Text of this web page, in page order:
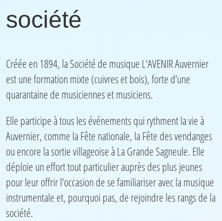
société
Créée en 1894, la Société de musique L'AVENIR Auvernier
estune formation mixte (cuivres et bois), forte d’une
quarantaine de musiciennes et musiciens.
Elle participe à tous les événements qui rythment la vie à
Auvernier, comme la Fête nationale, la Fête des vendanges
ou encore la sortie villageoise à La Grande Sagneule. Elle
déploie un effort tout particulier auprès des plus jeunes
pour leur offrir l'occasion de se familiariser avec la musique
instrumentale et, pourquoi pas, de rejoindre les rangs de la
société.